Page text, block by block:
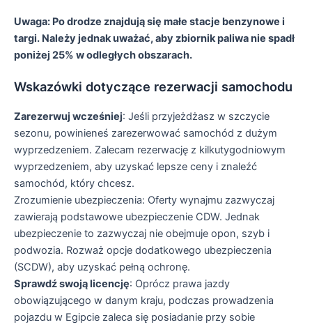
Uwaga: Po drodze znajdują się małe stacje benzynowe i
targi. Należy jednak uważać, aby zbiornik paliwa nie spadł
poniżej 25% w odległych obszarach.
Wskazówki dotyczące rezerwacji samochodu
Zarezerwuj wcześniej: Jeśli przyjeżdżasz w szczycie
sezonu, powinieneś zarezerwować samochód z dużym
wyprzedzeniem. Zalecam rezerwację z kilkutygodniowym
wyprzedzeniem, aby uzyskać lepsze ceny i znaleźć
samochód, który chcesz.
Zrozumienie ubezpieczenia: Oferty wynajmu zazwyczaj
zawierają podstawowe ubezpieczenie CDW. Jednak
ubezpieczenie to zazwyczaj nie obejmuje opon, szyb i
podwozia. Rozważ opcje dodatkowego ubezpieczenia
(SCDW), aby uzyskać pełną ochronę.
Sprawdź swoją licencję: Oprócz prawa jazdy
obowiązującego w danym kraju, podczas prowadzenia
pojazdu w Egipcie zaleca się posiadanie przy sobie